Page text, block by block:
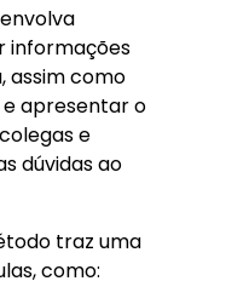
informações
assim como
apresentar o
e
dúvidas ao
traz uma
como: